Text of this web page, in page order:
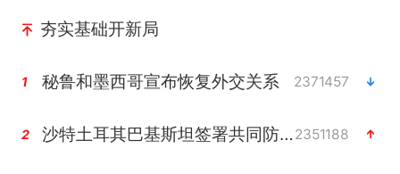
夯实基础开新局
1 秘鲁和墨西哥宣布恢复外交关系 2371457
2 沙特土耳其巴基斯坦签署共同防务协议2351188